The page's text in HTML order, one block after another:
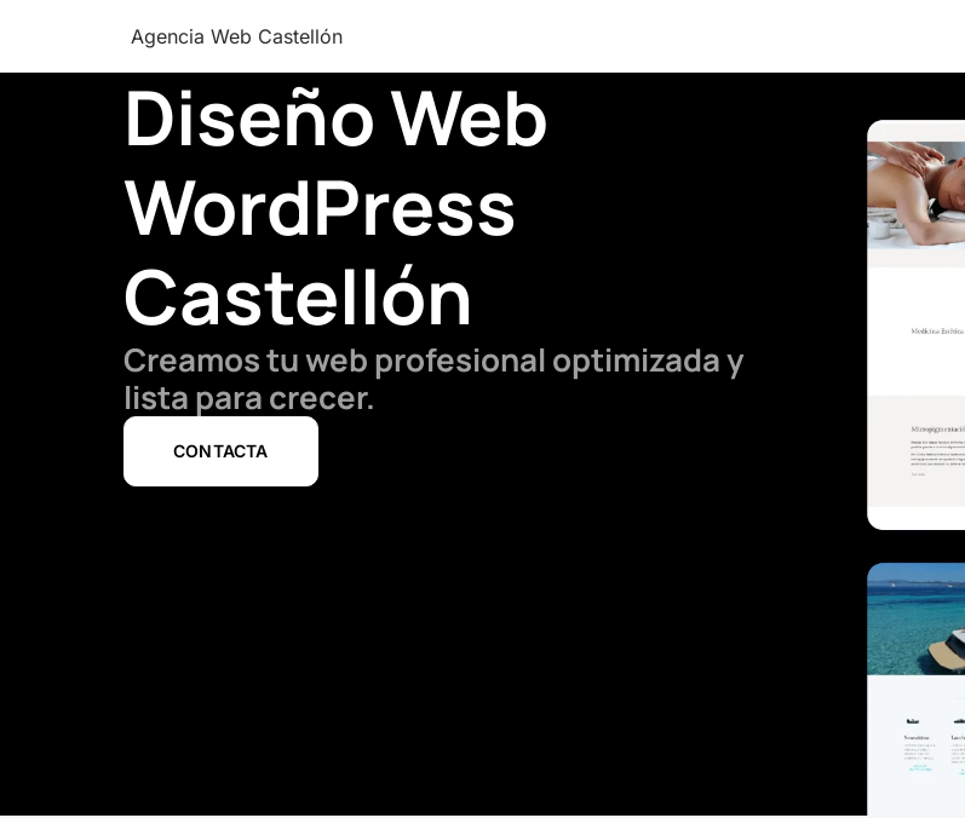
Agencia Web Castellón
Diseño Web
WordPress
Castellón
Creamos tu web profesional optimizada y
lista para crecer.
CONTACTA